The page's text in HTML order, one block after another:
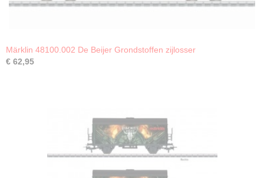
Märklin 48100.002 De Beijer Grondstoffen zijlosser
€ 62,95